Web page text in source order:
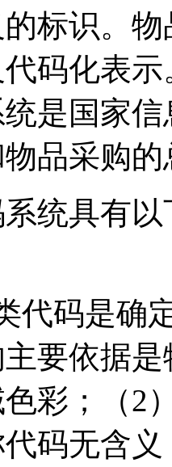
标识。
码化表
是国家
品采购
统具有以
代码是
要依据
彩；（2
码无含